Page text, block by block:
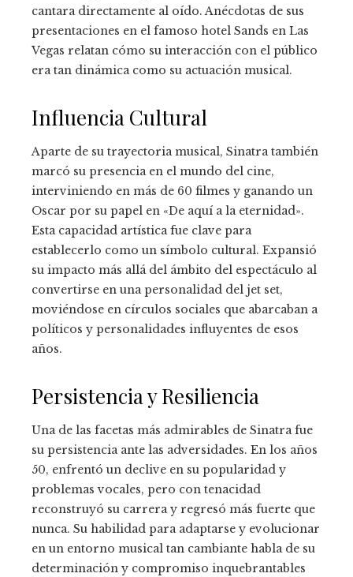
cantara directamente al oído. Anécdotas de sus
presentaciones en el famoso hotel Sands en Las
Vegas relatan cómo su interacción con el público
era tan dinámica como su actuación musical.
Influencia Cultural
Aparte de su trayectoria musical, Sinatra también
marcó su presencia en el mundo del cine,
interviniendo en más de 60 filmes y ganando un
Oscar por su papel en «De aquí a la eternidad».
Esta capacidad artística fue clave para
establecerlo como un símbolo cultural. Expansió
su impacto más allá del ámbito del espectáculo al
convertirse en una personalidad del jet set,
moviéndose en círculos sociales que abarcaban a
políticos y personalidades influyentes de esos
años.
Persistencia y Resiliencia
Una de las facetas más admirables de Sinatra fue
su persistencia ante las adversidades. En los años
50, enfrentó un declive en su popularidad y
problemas vocales, pero con tenacidad
reconstruyó su carrera y regresó más fuerte que
nunca. Su habilidad para adaptarse y evolucionar
en un entorno musical tan cambiante habla de su
determinación y compromiso inquebrantables